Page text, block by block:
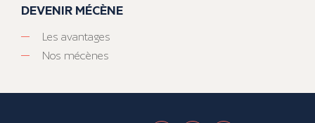
DEVENIR MÉCÈNE
Les avantages
Nos mécènes